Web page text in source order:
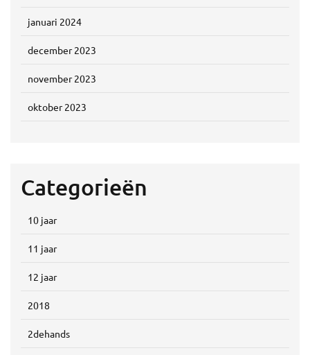
januari 2024
december 2023
november 2023
oktober 2023
Categorieën
10 jaar
11 jaar
12 jaar
2018
2dehands